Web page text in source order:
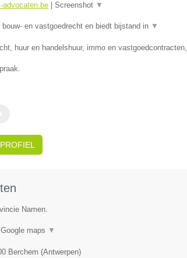
advocaten.be| Screenshot ▼
en vastgoedrecht en biedt bijstand in ▼
huur en handelshuur, immo en vastgoedcontracten,
Namen.
Google maps ▼
Berchem (Antwerpen)